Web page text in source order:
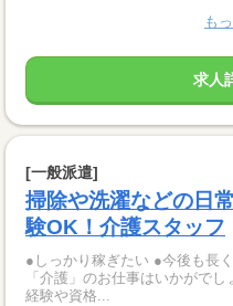
も
求人
[一般派遣]
掃除や洗濯などの日
験OK！介護スタッフ
●しっかり稼ぎたい ●今後も長く続け
「介護」のお仕事はいかがでしょうか？ 介護といっ
経験や資格...